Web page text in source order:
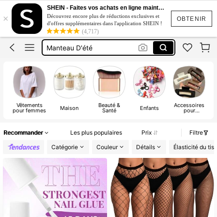
OBTENIR
×
SHEIN - Faites vos achats en ligne maintenant
Découvrez encore plus de réductions exclusives et
d'offres supplémentaires dans l'application SHEIN !
(4,717)
Tunique Coton Sans Manches
Vert Sauge Femme
Manteau D'été
Haut Lin Femme
Tunique Coton Sans Manches
Vêtements
pour femmes Maison Beauté &
Santé Enfants Accessoires
pour
Recommander Les plus populaires Prix
Filtre
Catégorie
Couleur Détails Élasticité du